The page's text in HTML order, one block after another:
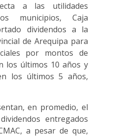
a las utilidades
municipios, Caja
dividendos a la
de Arequipa para
por montos de
los últimos 10 años y
los últimos 5 años,
en promedio, el
entregados
a pesar de que,